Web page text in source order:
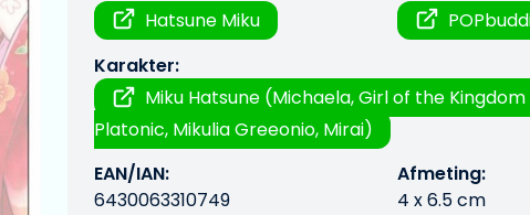
Hatsune Miku
Karakter:
Miku Hatsune (Michaela, Girl of the
Platonic, Mikulia Greeonio, Mirai)
EAN/IAN:
6430063310749
Afmeting:
4 x 6.5 cm